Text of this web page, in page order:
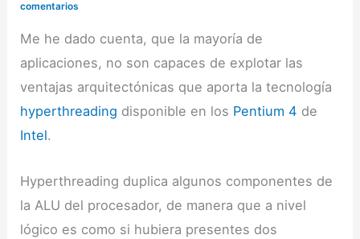
comentarios
Me he dado cuenta, que la mayoría de
aplicaciones, no son capaces de explotar las
ventajas arquitectónicas que aporta la tecnología
hyperthreading disponible en los Pentium 4 de
Intel.
Hyperthreading duplica algunos componentes de
la ALU del procesador, de manera que a nivel
lógico es como si hubiera presentes dos